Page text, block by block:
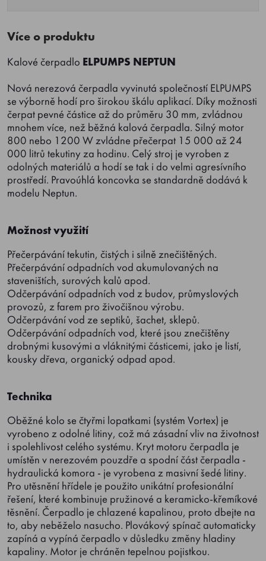
Více o produktu
Kalové čerpadlo ELPUMPS NEPTUN
Nová nerezová čerpadla vyvinutá společností ELPUMPS
se výborně hodí pro širokou škálu aplikací. Díky možnosti
čerpat pevné částice až do průměru 30 mm, zvládnou
mnohem více, než běžná kalová čerpadla. Silný motor
800 nebo 1200 W zvládne přečerpat 15 000 až 24
000 litrů tekutiny za hodinu. Celý stroj je vyroben z
odolných materiálů a hodí se tak i do velmi agresívního
prostředí. Pravoúhlá koncovka se standardně dodává k
modelu Neptun.
Možnost využití
Přečerpávání tekutin, čistých i silně znečištěných.
Přečerpávání odpadních vod akumulovaných na
staveništích, surových kalů apod.
Odčerpávání odpadních vod z budov, průmyslových
provozů, z farem pro živočišnou výrobu.
Odčerpávání vod ze septiků, šachet, sklepů.
Odčerpávání odpadních vod, které jsou znečištěny
drobnými kusovými a vláknitými částicemi, jako je listí,
kousky dřeva, organický odpad apod.
Technika
Oběžné kolo se čtyřmi lopatkami (systém Vortex) je
vyrobeno z odolné litiny, což má zásadní vliv na životnost
i spolehlivost celého systému. Kryt motoru čerpadla je
umístěn v nerezovém pouzdře a spodní část čerpadla -
hydraulická komora - je vyrobena z masivní šedé litiny.
Pro utěsnění hřídele je použito unikátní profesionální
řešení, které kombinuje pružinové a keramicko-křemíkové
těsnění. Čerpadlo je chlazené kapalinou, proto dbejte na
to, aby neběželo nasucho. Plovákový spínač automaticky
zapíná a vypíná čerpadlo v důsledku změny hladiny
kapaliny. Motor je chráněn tepelnou pojistkou.